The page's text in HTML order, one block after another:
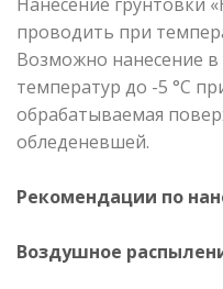
проводить при
Возможно нанесение
температур до -5 °С
обрабатываемая
обледеневшей.
Рекомендации по
Воздушное